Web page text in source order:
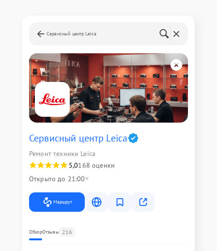
Сервисный центр Leica
Сервисный центр Leica
Ремонт техники Leica
5,0168 оценки
Открыто до 21:00
Маршрут
ОбзорОтзывы 216